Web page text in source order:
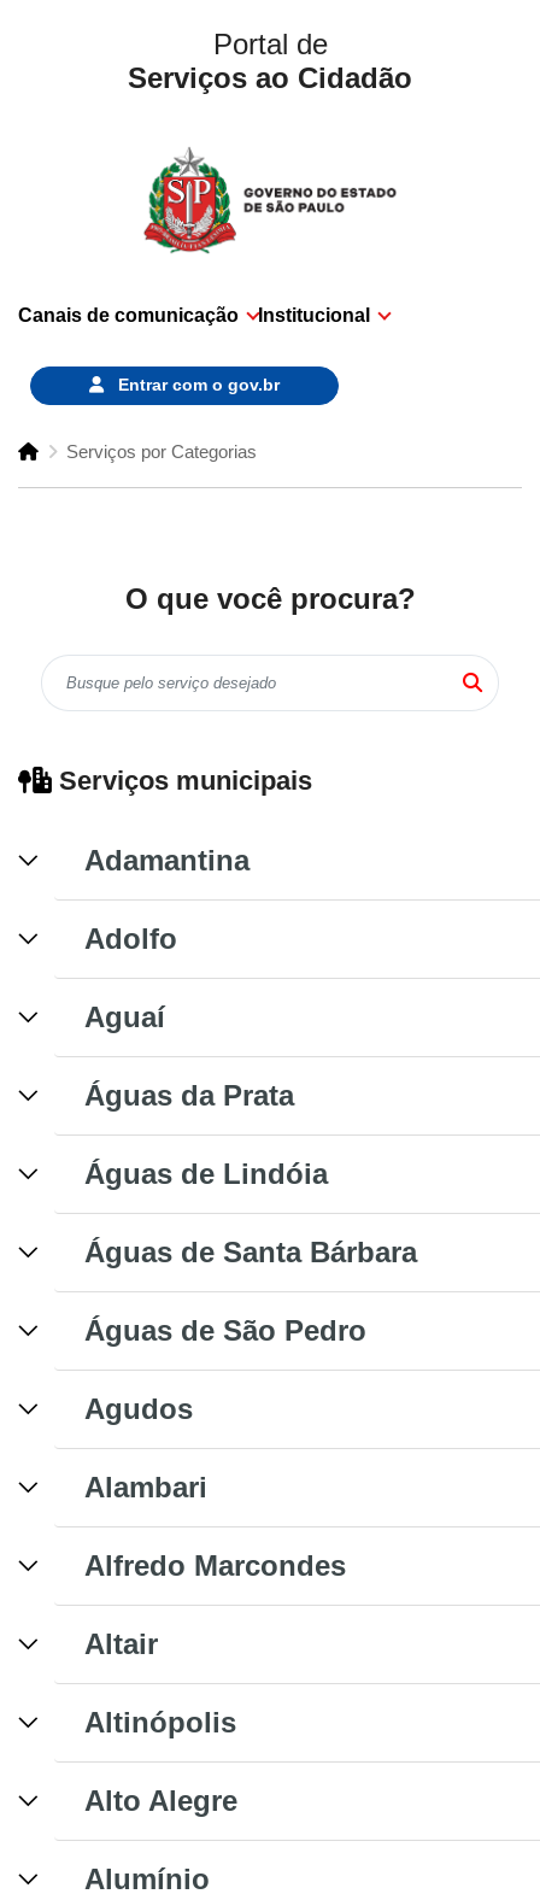
Portal de
Serviços ao Cidadão
Canais de comunicação Institucional
Entrar com o gov.br
Serviços por Categorias
O que você procura?
Serviços municipais
Adamantina
Adolfo
Aguaí
Águas da Prata
Águas de Lindóia
Águas de Santa Bárbara
Águas de São Pedro
Agudos
Alambari
Alfredo Marcondes
Altair
Altinópolis
Alto Alegre
Alumínio